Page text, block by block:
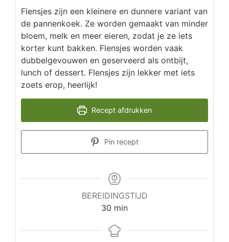
Flensjes zijn een kleinere en dunnere variant van
de pannenkoek. Ze worden gemaakt van minder
bloem, melk en meer eieren, zodat je ze iets
korter kunt bakken. Flensjes worden vaak
dubbelgevouwen en geserveerd als ontbijt,
lunch of dessert. Flensjes zijn lekker met iets
zoets erop, heerlijk!
Recept afdrukken
Pin recept
BEREIDINGSTIJD
30 minuten
min